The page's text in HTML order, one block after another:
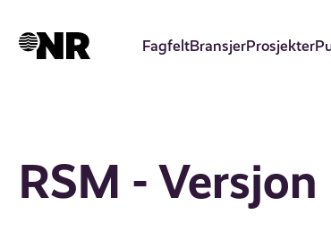
hovedinnhold
FagfeltBransjerProsjekter
RSM -